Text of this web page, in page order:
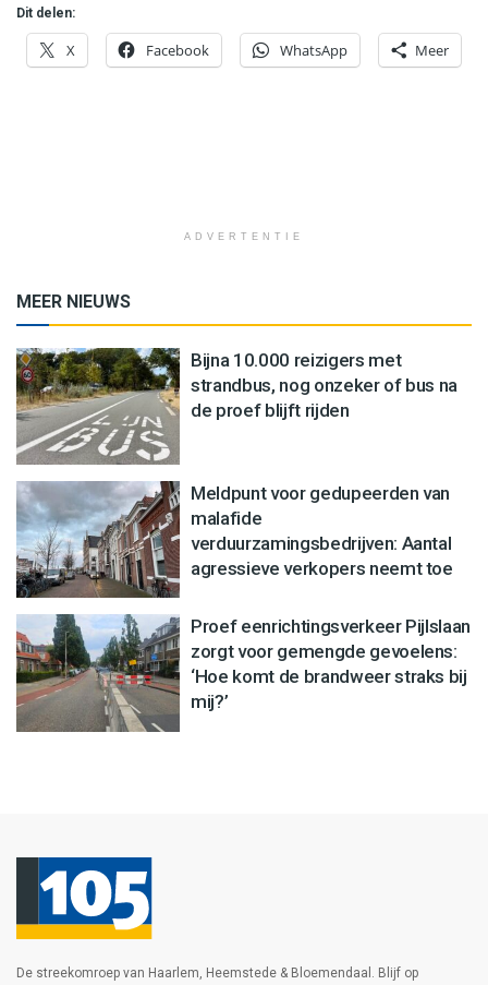
Dit delen:
X Facebook WhatsApp Meer
ADVERTENTIE
MEER NIEUWS
Bijna 10.000 reizigers met
strandbus, nog onzeker of bus na
de proef blijft rijden
Meldpunt voor gedupeerden van
malafide
verduurzamingsbedrijven: Aantal
agressieve verkopers neemt toe
Proef eenrichtingsverkeer Pijlslaan
zorgt voor gemengde gevoelens:
‘Hoe komt de brandweer straks bij
mij?’
De streekomroep van Haarlem, Heemstede & Bloemendaal. Blijf op